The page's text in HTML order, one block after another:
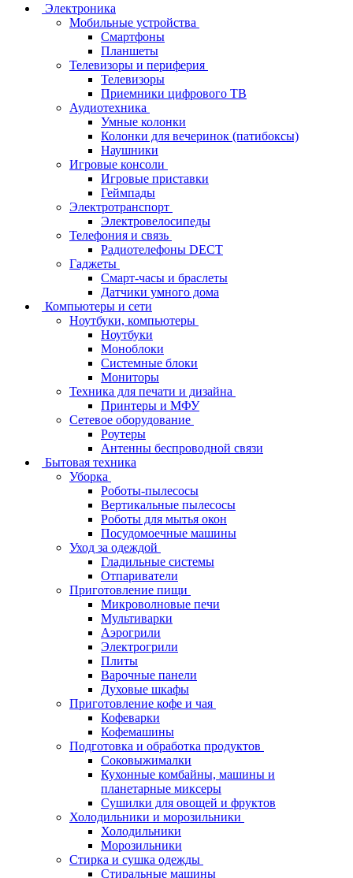
Электроника
Мобильные устройства
Смартфоны
Планшеты
Телевизоры и периферия
Телевизоры
Приемники цифрового ТВ
Аудиотехника
Умные колонки
Колонки для вечеринок (патибоксы)
Наушники
Игровые консоли
Игровые приставки
Геймпады
Электротранспорт
Электровелосипеды
Телефония и связь
Радиотелефоны DECT
Гаджеты
Смарт-часы и браслеты
Датчики умного дома
Компьютеры и сети
Ноутбуки, компьютеры
Ноутбуки
Моноблоки
Системные блоки
Мониторы
Техника для печати и дизайна
Принтеры и МФУ
Сетевое оборудование
Роутеры
Антенны беспроводной связи
Бытовая техника
Уборка
Роботы-пылесосы
Вертикальные пылесосы
Роботы для мытья окон
Посудомоечные машины
Уход за одеждой
Гладильные системы
Отпариватели
Приготовление пищи
Микроволновые печи
Мультиварки
Аэрогрили
Электрогрили
Плиты
Варочные панели
Духовые шкафы
Приготовление кофе и чая
Кофеварки
Кофемашины
Подготовка и обработка продуктов
Соковыжималки
Кухонные комбайны, машины и
планетарные миксеры
Сушилки для овощей и фруктов
Холодильники и морозильники
Холодильники
Морозильники
Стирка и сушка одежды
Стиральные машины